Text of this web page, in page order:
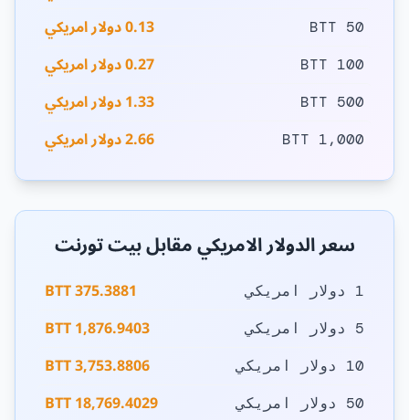
50 BTT 0.13 دولار امريكي
100 BTT 0.27 دولار امريكي
500 BTT 1.33 دولار امريكي
1,000 BTT 2.66 دولار امريكي
سعر الدولار الامريكي مقابل بيت تورنت
1 دولار امريكي 375.3881 BTT
5 دولار امريكي 1,876.9403 BTT
10 دولار امريكي 3,753.8806 BTT
50 دولار امريكي 18,769.4029 BTT